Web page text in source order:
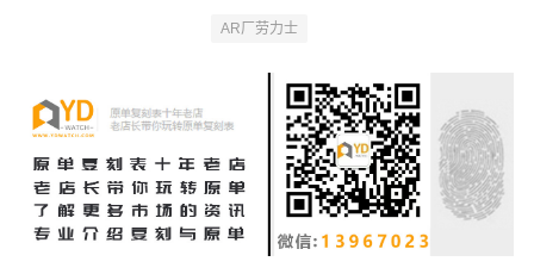
AR厂劳力士